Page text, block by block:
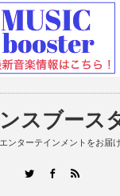
スブース
ンターテインメントをお届け
TwitterFacebook